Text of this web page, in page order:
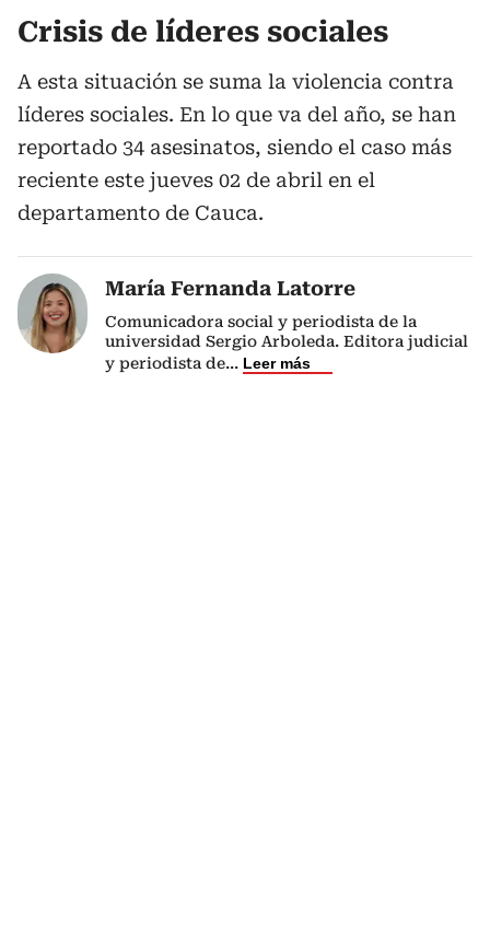
Crisis de líderes sociales
A esta situación se suma la violencia contra
líderes sociales. En lo que va del año, se han
reportado 34 asesinatos, siendo el caso más
reciente este jueves 02 de abril en el
departamento de Cauca.
María Fernanda Latorre
Comunicadora social y periodista de la
universidad Sergio Arboleda. Editora judicial
y periodista de... Leer más